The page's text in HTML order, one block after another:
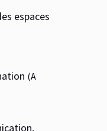
espaces
(A